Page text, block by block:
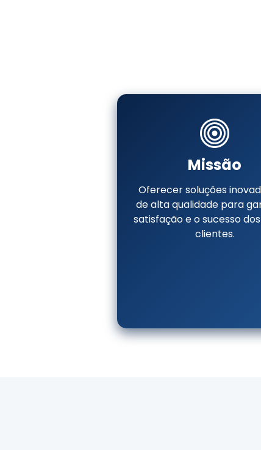
Missão
Oferecer soluções
de alta qualidade para
satisfação e o sucesso
clientes.